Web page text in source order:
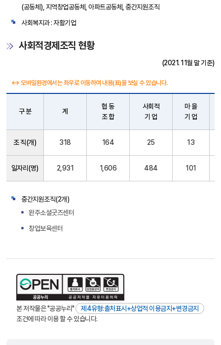
(공동체), 지역창업공동체, 아파트공동체, 중간지원조직
사회복지과 : 자활기업
사회적경제조직 현황
(2021. 11월 말 기준)
↔ 모바일환경에서는 좌우로 이동하여 내용(표)을 보실 수 있습니다.
적
구 분 계
협 동
조 합
사회적
기 업
마 을
기 업
조 직(개) 318 164 25 13
일자리(명) 2,931 1,606 484 101
중간지원조직(2개)
완주소셜굿즈센터
창업보육센터
본 저작물은 "공공누리"
제4유형:출처표시+상업적 이용금지+변경금지
조건에 따라 이용 할 수 있습니다.